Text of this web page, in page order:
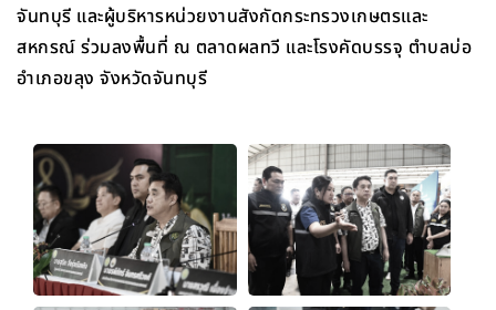
จันทบุรี และผู้บริหารหน่วยงานสังกัดกระทรวงเกษตรและ
สหกรณ์ ร่วมลงพื้นที่ ณ ตลาดผลทวี และโรงคัดบรรจุ ตำบลบ่อ
อำเภอขลุง จังหวัดจันทบุรี